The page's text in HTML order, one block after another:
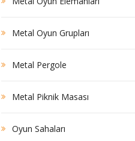
Metal Oyun Grupları
Metal Pergole
Metal Piknik Masası
Oyun Sahaları